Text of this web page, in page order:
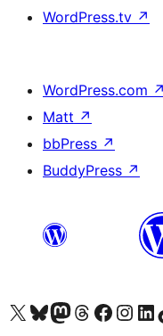
WordPress.tv ↗
WordPress.com ↗
Matt ↗
bbPress ↗
BuddyPress ↗
Acessar nossa conta do X (antigo Twitter)
Acessar nossa conta do Bluesky
Acessar nossa conta do Mastodon
Acessar nossa conta do Threads
Acessar nossa página
AcessarAcessar